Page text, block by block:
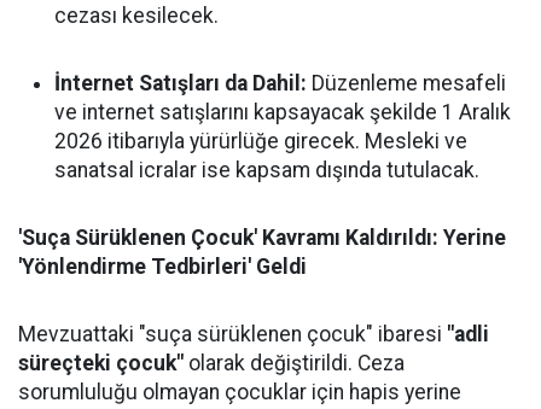
cezası kesilecek.
İnternet Satışları da Dahil: Düzenleme mesafeli
ve internet satışlarını kapsayacak şekilde 1 Aralık
2026 itibarıyla yürürlüğe girecek. Mesleki ve
sanatsal icralar ise kapsam dışında tutulacak.
'Suça Sürüklenen Çocuk' Kavramı Kaldırıldı: Yerine
'Yönlendirme Tedbirleri' Geldi
Mevzuattaki "suça sürüklenen çocuk" ibaresi "adli
süreçteki çocuk" olarak değiştirildi. Ceza
sorumluluğu olmayan çocuklar için hapis yerine